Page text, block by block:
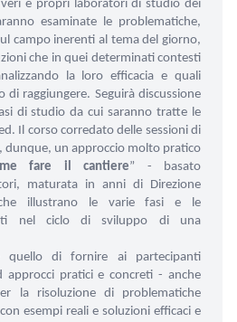
e propri laboratori di studio dei
esaminate le problematiche,
campo inerenti al tema del giorno,
che in quei determinati contesti
la loro efficacia e quali
di raggiungere. Seguirà discussione
di studio da cui saranno tratte le
Il corso corredato delle sessioni di
dunque, un approccio molto pratico
fare il cantiere” - basato
maturata in anni di Direzione
illustrano le varie fasi e le
nel ciclo di sviluppo di una
quello di fornire ai partecipanti
approcci pratici e concreti - anche
la risoluzione di problematiche
esempi reali e soluzioni efficaci e